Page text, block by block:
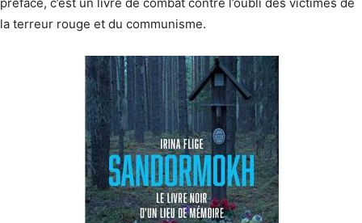
la terreur rouge et du communisme.